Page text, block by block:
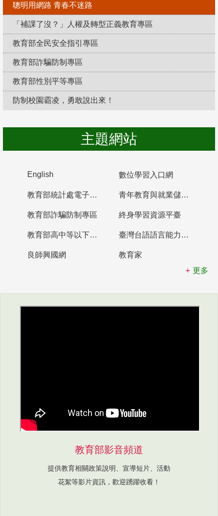
聰明用網路 青春不迷路
「補課了沒？」人權及轉型正義教育專區
教育部全民安全指引專區
教育部詐騙防制專區
教育部性別平等專區
防制校園霸凌，勇敢說出來！
主題網站
English 數位學習入口網
教育部統計處電子書櫃 青年教育與就業儲蓄帳戶
教育部詐騙防制專區 終身學習資源平臺
教育部高中等以下學校及幼兒園教師資格檢定考試 臺灣台語語言能力認證網站
良師興國網
教育家
更多
教育部影音頻道
提供教育相關政策說明、宣導短片、活動
花絮等影片資訊，歡迎踴躍收看！